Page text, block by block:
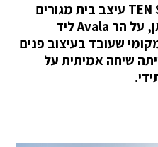
הסטודיו לאדריכלות TEN Studio עיצב בית מגורים
הממוקם בסביבת מרעה צאן, על הר Avala ליד
שעובד בעיצוב פנים
שיחה אמיתית על